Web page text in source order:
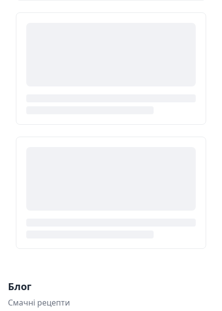
Блог
Смачні рецепти